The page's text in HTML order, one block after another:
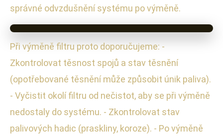
správné odvzdušnění systému po výměně.
Při výměně filtru proto doporučujeme: -
Zkontrolovat těsnost spojů a stav těsnění
(opotřebované těsnění může způsobit únik paliva).
- Vyčistit okolí filtru od nečistot, aby se při výměně
nedostaly do systému. - Zkontrolovat stav
palivových hadic (praskliny, koroze). - Po výměně